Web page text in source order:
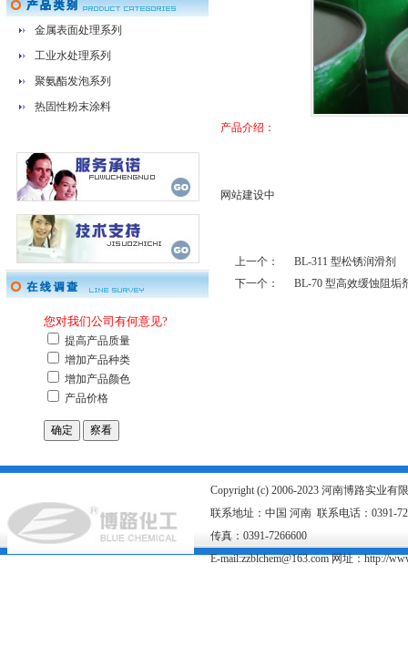
金属表面处理系列
工业水处理系列
聚氨酯发泡系列
热固性粉末涂料
产品介绍：
网站建设中
上一个：
BL-311 型松锈润滑剂
下一个：
BL-70 型高效缓蚀阻垢
Copyright (c) 2006-2023 河南博路实业有
联系地址：中国 河南 联系电话：0391-
传真：0391-7266600
E-mail:zzblchem@163.com 网址：http://